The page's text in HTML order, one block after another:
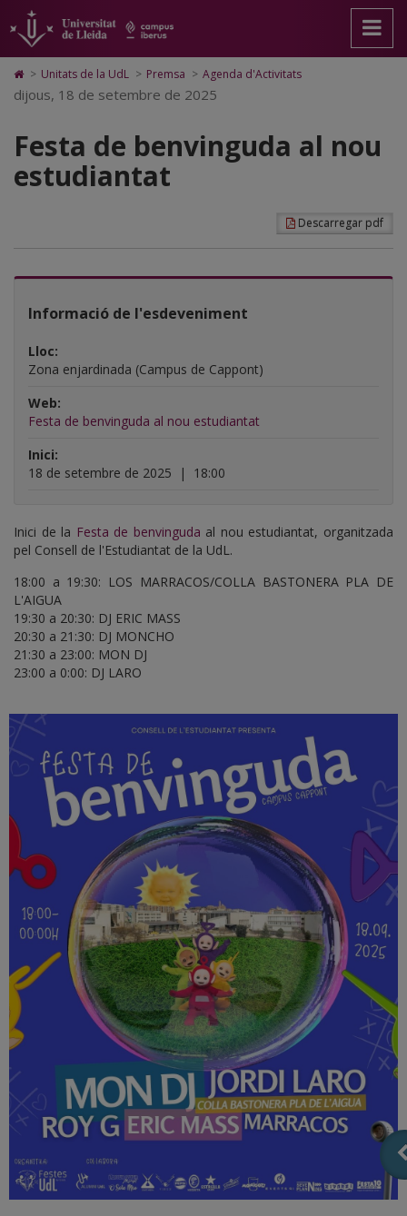
Festa
de
benvinguda
al
nou
estudiantat
pàgina
principal.
Universitat
Lleida
contingut
principal
Mapa
Web.
Universitat
Cerca
Accessibilitat.
Universitat
Lleida
Icono
de
Home
ir
a
página
> Unitats de la UdL > Premsa > Agenda d'Activitats
dijous, 18 de setembre de 2025
Festa de benvinguda al nou
estudiantat
Descarregar pdf
Informació de l'esdeveniment
Lloc:
Zona enjardinada (Campus de Cappont)
Web:
Festa de benvinguda al nou estudiantat
Inici:
18 de setembre de 2025
| 18:00
Inici de la Festa de benvinguda al nou estudiantat, organitzada
pel Consell de l'Estudiantat de la UdL.
18:00 a 19:30: LOS MARRACOS/COLLA BASTONERA PLA DE
L'AIGUA
19:30 a 20:30: DJ ERIC MASS
20:30 a 21:30: DJ MONCHO
21:30 a 23:00: MON DJ
23:00 a 0:00: DJ LARO